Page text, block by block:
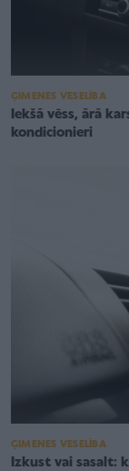
ĢIMENES VESELĪBA
Iekšā vēss, ārā
kondicionieri
ĢIMENES VESELĪBA
Izkust vai sasalt: